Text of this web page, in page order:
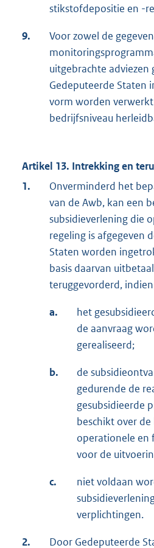
stikstofdepositie en -
9.
Voor zowel de
uitgebrachte
Gedeputeerde Staten
vorm worden
bedrijfsniveau
Artikel 13. Intrekking en
1.
Onverminderd het
van de Awb, kan een
subsidieverlening die
regeling is afgegeven
Staten worden
basis daarvan
teruggevorderd,
a.
het
de aanvraag
gerealiseerd;
b.
de
gedurende de
gesubsidieerde
beschikt over
operationele en
voor de
c.
niet voldaan
verplichtingen.
2. Door Gedeputeerde